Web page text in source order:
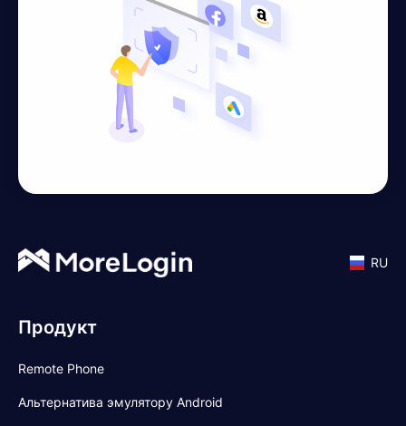
RU
Продукт
Remote Phone
Альтернатива эмулятору Android